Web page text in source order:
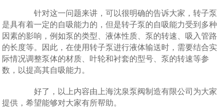
针对这一问题来讲，可以很明确的告诉大家，转子泵
是具有着一定的自吸能力的，但是转子泵的自吸能力受到多种
因素的影响，例如泵的类型、液体性质、泵的转速、吸入管路
的长度等。因此，在使用转子泵进行液体输送时，需要结合实
际情况调整泵体的材质、叶轮和衬套的型号、泵的转速等参
数，以提高其自吸能力。
好了，以上内容由上海沈泉泵阀制造有限公司为大家
提供，希望能够对大家有所帮助。